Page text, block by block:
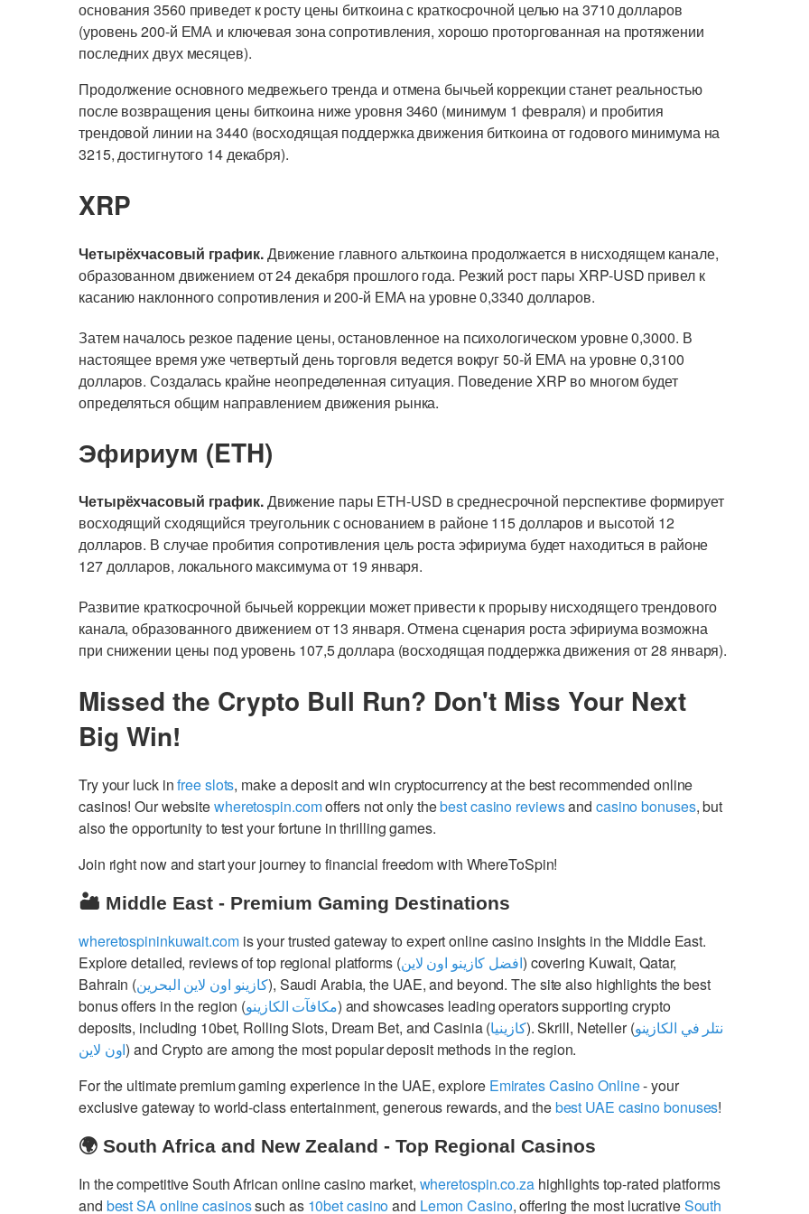
основания 3560 приведет к росту цены биткоина с краткосрочной целью на 3710 долларов
(уровень 200-й ЕМА и ключевая зона сопротивления, хорошо проторгованная на протяжении
последних двух месяцев).
Продолжение основного медвежьего тренда и отмена бычьей коррекции станет реальностью
после возвращения цены биткоина ниже уровня 3460 (минимум 1 февраля) и пробития
трендовой линии на 3440 (восходящая поддержка движения биткоина от годового минимума на
3215, достигнутого 14 декабря).
XRP
Четырёхчасовый график.Движение главного альткоина продолжается в нисходящем канале,
образованном движением от 24 декабря прошлого года. Резкий рост пары XRP-USD привел к
касанию наклонного сопротивления и 200-й ЕМА на уровне 0,3340 долларов.
Затем началось резкое падение цены, остановленное на психологическом уровне 0,3000. В
настоящее время уже четвертый день торговля ведется вокруг 50-й ЕМА на уровне 0,3100
долларов. Создалась крайне неопределенная ситуация. Поведение XRP во многом будет
определяться общим направлением движения рынка.
Эфириум (ETH)
Четырёхчасовый график.Движение пары ETH-USD в среднесрочной перспективе формирует
восходящий сходящийся треугольник с основанием в районе 115 долларов и высотой 12
долларов. В случае пробития сопротивления цель роста эфириума будет находиться в районе
127 долларов, локального максимума от 19 января.
Развитие краткосрочной бычьей коррекции может привести к прорыву нисходящего трендового
канала, образованного движением от 13 января. Отмена сценария роста эфириума возможна
при снижении цены под уровень 107,5 доллара (восходящая поддержка движения от 28 января).
Missed the Crypto Bull Run? Don't Miss Your Next
Big Win!
Try your luck infree slots, make a deposit and win cryptocurrency at the best recommended online
casinos! Our websitewheretospin.comoffers not only thebest casino reviewsand casino bonuses, but
also the opportunity to test your fortune in thrilling games.
Join right now and start your journey to financial freedom with WhereToSpin!
🏜️ Middle East - Premium Gaming Destinations
wheretospininkuwait.comis your trusted gateway to expert online casino insights in the Middle East.
Explore detailed, reviews of top regional platforms (افضل كازينو اون لاين) covering Kuwait, Qatar,
Bahrain (كازينو اون لاين البحرين), Saudi Arabia, the UAE, and beyond. The site also highlights the best
bonus offers in the region (مكافآت الكازينو) and showcases leading operators supporting crypto
deposits, including 10bet, Rolling Slots, Dream Bet, and Casinia (كازينيا). Skrill, Neteller (نتلر في الكازينو
اون لاين) and Crypto are among the most popular deposit methods in the region.
For the ultimate premium gaming experience in the UAE, explore Emirates Casino Online- your
exclusive gateway to world-class entertainment, generous rewards, and thebest UAE casino bonuses!
🌍 South Africa and New Zealand - Top Regional Casinos
In the competitive South African online casino market, wheretospin.co.zahighlights top-rated platforms
and best SA online casinossuch as 10bet casinoand Lemon Casino, offering the most lucrativeSouth